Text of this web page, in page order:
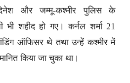
और जम्मू-कश्मीर पुलिस के
भी शहीद हो गए। कर्नल शर्मा 21
ऑफिसर थे तथा उन्हें कश्मीर में
किया जा चुका था।